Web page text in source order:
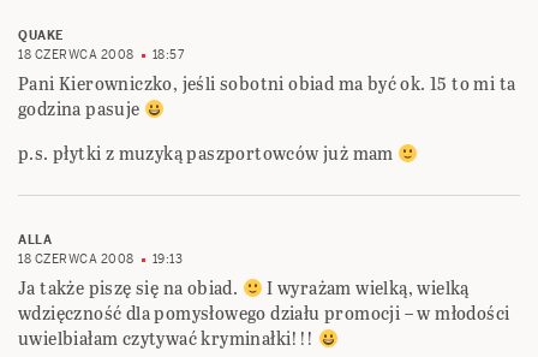
QUAKE
18 CZERWCA 2008
18:57
Pani Kierowniczko, jeśli sobotni obiad ma być ok. 15 to mi ta
godzina pasuje
p.s. płytki z muzyką paszportowców już mam
ALLA
18 CZERWCA 2008
19:13
Ja także piszę się na obiad.
I wyrażam wielką, wielką
wdzięczność dla pomysłowego działu promocji – w młodości
uwielbiałam czytywać kryminałki!!!